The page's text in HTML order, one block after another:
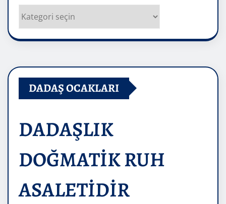
Kategoriler
DADAŞ OCAKLARI
DADAŞLIK
DOĞMATİK RUH
ASALETİDİR